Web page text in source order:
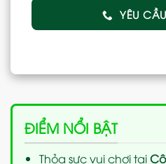
YÊU
ĐIỂM NỔI BẬT
Thỏa sưc vui chơi tại